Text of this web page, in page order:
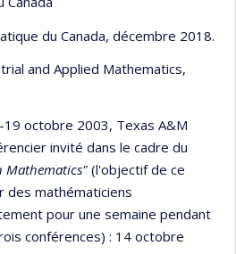
du Canada, décembre 2018.
and Applied Mathematics,
19 octobre 2003, Texas A&M
invité dans le cadre du
Mathematics" (l'objectif de ce
mathématiciens
pour une semaine pendant
conférences) : 14 octobre